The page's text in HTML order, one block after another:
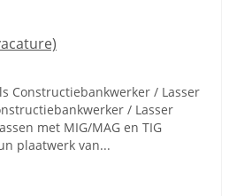
Constructiebankwerker / Lasser
/ Lasser
met MIG/MAG en TIG
plaatwerk van...